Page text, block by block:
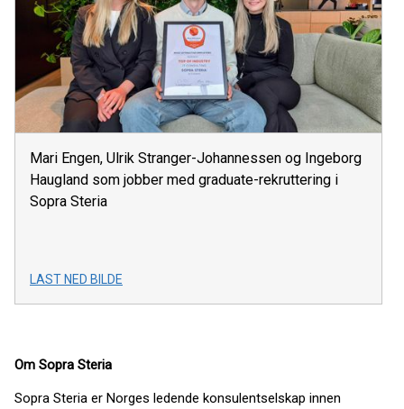
Mari Engen, Ulrik Stranger-Johannessen og Ingeborg
Haugland som jobber med graduate-rekruttering i
Sopra Steria
LAST NED BILDE
Om Sopra Steria
Sopra Steria er Norges ledende konsulentselskap innen